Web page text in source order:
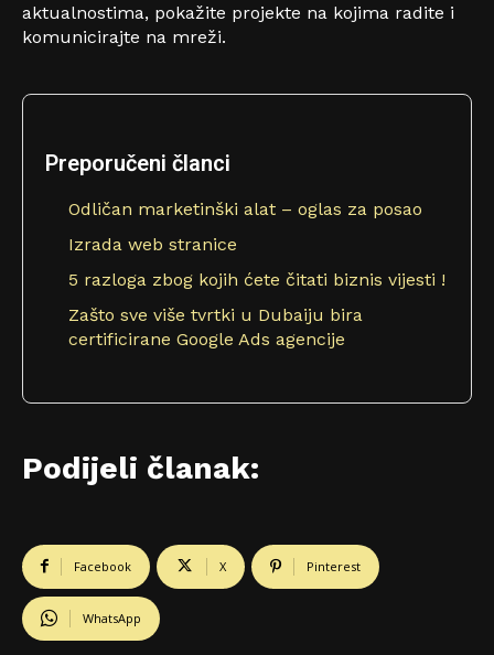
aktualnostima, pokažite projekte na kojima radite i
komunicirajte na mreži.
Preporučeni članci
Odličan marketinški alat – oglas za posao
Izrada web stranice
5 razloga zbog kojih ćete čitati biznis vijesti !
Zašto sve više tvrtki u Dubaiju bira
certificirane Google Ads agencije
Podijeli članak:
Facebook X Pinterest
WhatsApp